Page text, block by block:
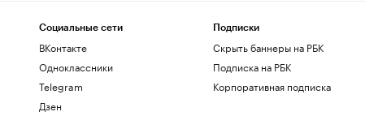
Социальные сети
ВКонтакте
Одноклассники
Telegram
Дзен
Подписки
Скрыть баннеры на РБК
Подписка на РБК
Корпоративная подписка